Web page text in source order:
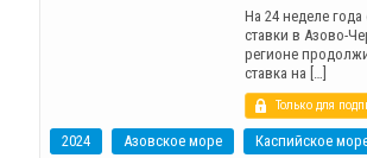
На 24 неделе
ставки в Азово-
регионе
ставка на […]
Только для
2024 Азовское море Каспийское